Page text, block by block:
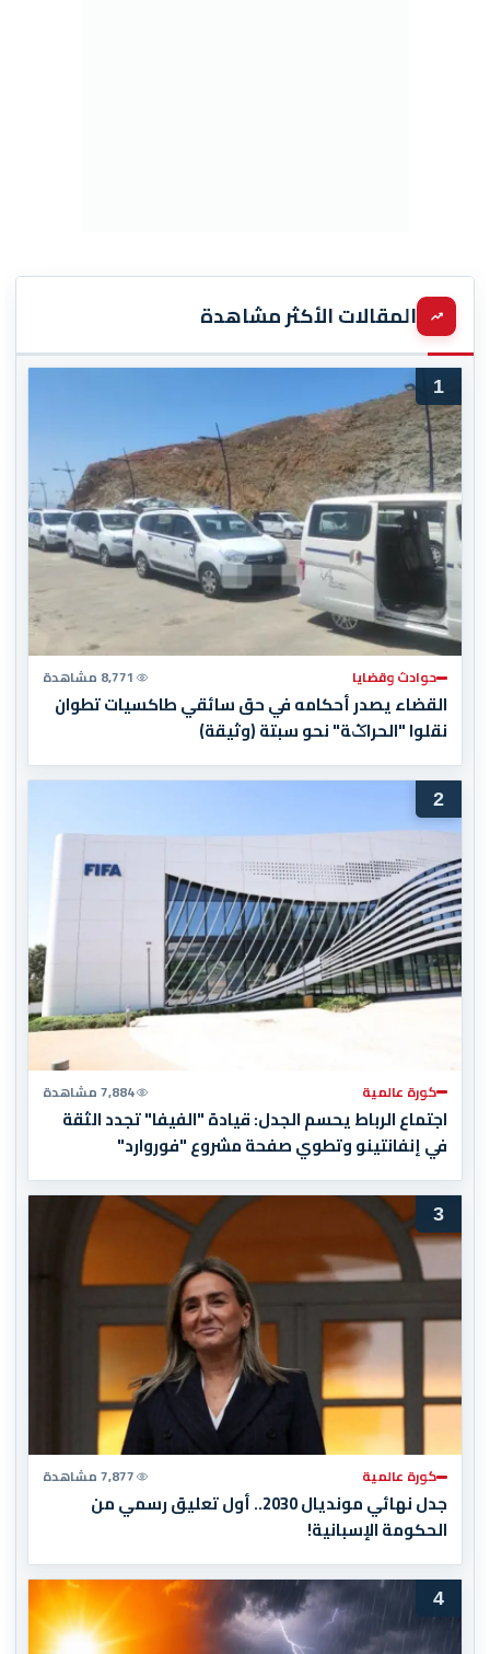
المقالات الأكثر مشاهدة
1
حوادث وقضايا 8,771 مشاهدة
القضاء يصدر أحكامه في حق سائقي طاكسيات تطوان
نقلوا "الحراݣة" نحو سبتة (وثيقة)
2
كورة عالمية 7,884 مشاهدة
اجتماع الرباط يحسم الجدل: قيادة "الفيفا" تجدد الثقة
في إنفانتينو وتطوي صفحة مشروع "فوروارد"
3
كورة عالمية 7,877 مشاهدة
جدل نهائي مونديال 2030.. أول تعليق رسمي من
الحكومة الإسبانية!
4